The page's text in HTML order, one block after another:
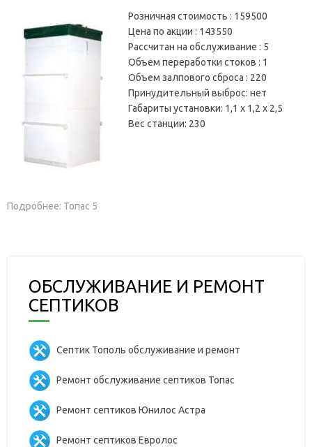
Розничная стоимость : 159500
Цена по акции : 143550
Рассчитан на обслуживание : 5
Объем переработки стоков : 1
Объем залпового сброса : 220
Принудительный выброс: нет
Габариты установки: 1,1 х 1,2 х 2,5
Вес станции: 230
Подробнее: Топас 5
ОБСЛУЖИВАНИЕ И РЕМОНТ
СЕПТИКОВ
Септик Тополь обслуживание и ремонт
Ремонт обслуживание септиков Топас
Ремонт септиков Юнилос Астра
Ремонт септиков Евролос